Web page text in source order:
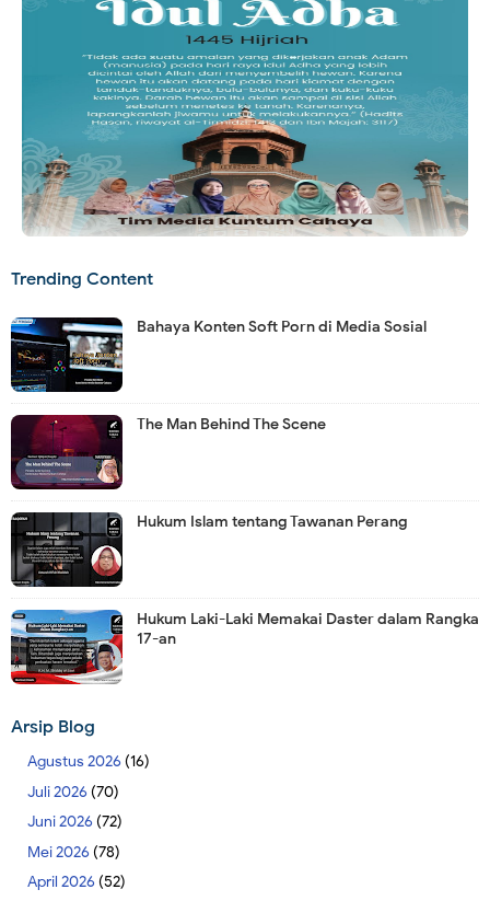
Trending Content
Bahaya Konten Soft Porn di Media Sosial
The Man Behind The Scene
Hukum Islam tentang Tawanan Perang
Hukum Laki-Laki Memakai Daster dalam Rangka
17-an
Arsip Blog
Agustus 2026 (16)
Juli 2026 (70)
Juni 2026 (72)
Mei 2026 (78)
April 2026 (52)